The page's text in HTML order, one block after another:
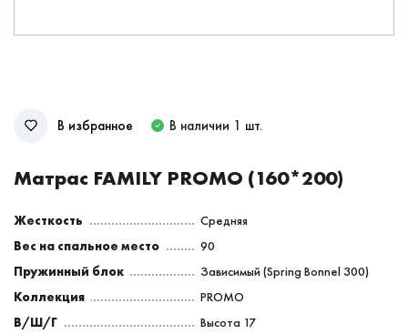
В избранное В наличии 1 шт.
Матрас FAMILY PROMO (160*200)
Жесткость
Средняя
Вес на спальное место
90
Пружинный блок
Зависимый (Spring Bonnel 300)
Коллекция
PROMO
В/Ш/Г
Высота 17